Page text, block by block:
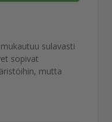
sulavasti
sopivat
mutta